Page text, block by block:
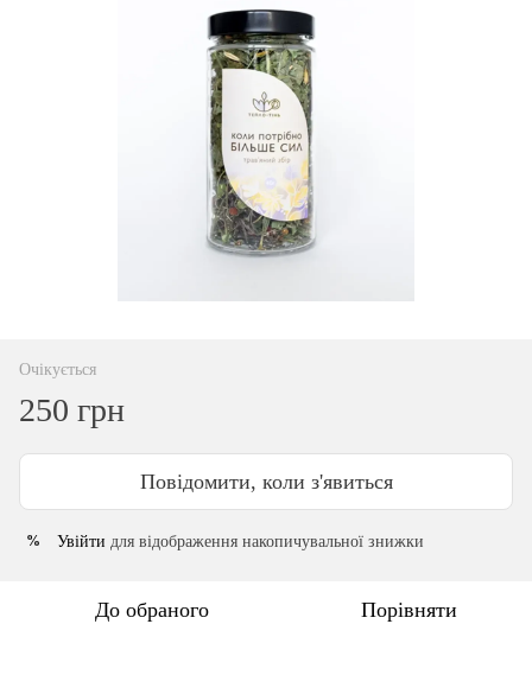
Очікується
250 грн
Повідомити, коли з'явиться
% Увійти для відображення накопичувальної знижки
До обраного Порівняти